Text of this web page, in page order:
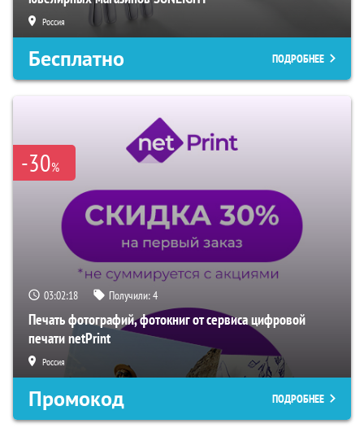
Россия
Бесплатно ПОДРОБНЕЕ
-30%
03:02:17 Получили:4
Печать фотографий, фотокниг от сервиса цифровой
печати netPrint
Россия
Промокод ПОДРОБНЕЕ